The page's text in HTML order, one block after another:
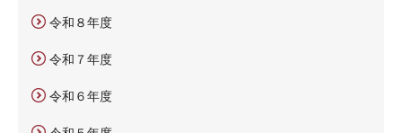
令和８年度
令和７年度
令和６年度